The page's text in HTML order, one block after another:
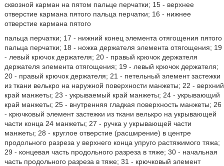
сквозной карман на пятом пальце перчатки; 15 - верхнее
отверстие кармана пятого пальца перчатки; 16 - нижнее
отверстие кармана пятого
пальца перчатки; 17 - нижний конец элемента отягощения пятого
пальца перчатки; 18 - ножка держателя элемента отягощения; 19
- левый крючок держателя; 20 - правый крючок держателя
держателя элемента отягощения; 19 - левый крючок держателя;
20 - правый крючок держателя; 21 - петельный элемент застежки
из ткани велькро на наружной поверхности манжеты; 22 - верхний
край манжеты; 23 - укрываемый край манжеты; 24 - укрывающий
край манжеты; 25 - внутренняя гладкая поверхность манжеты; 26
- крючковый элемент застежки из ткани велькро на укрывающей
части конца 24 манжеты; 27 - ручка у укрывающей части
манжеты; 28 - круглое отверстие (расширение) в центре
продольного разреза у верхнего конца упруго растяжимого тяжа;
29 - концевая часть продольного разреза в тяже; 30 - начальная
часть продольного разреза в тяже; 31 - крючковый элемент